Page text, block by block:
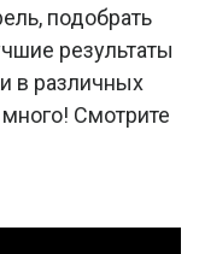
подобрать
результаты
в различных
Смотрите